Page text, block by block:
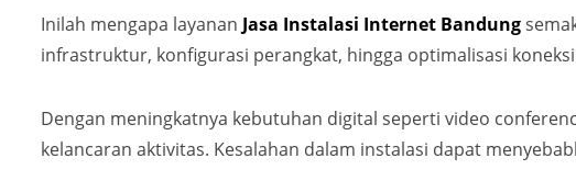
Inilah mengapa layanan Jasa Instalasi Internet Bandung
infrastruktur, konfigurasi perangkat, hingga optimalisasi
Dengan meningkatnya kebutuhan digital seperti video
kelancaran aktivitas. Kesalahan dalam instalasi dapat